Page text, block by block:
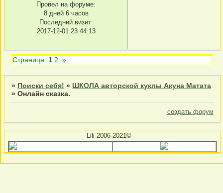
Провел на форуме:
8 дней 6 часов
Последний визит:
2017-12-01 23:44:13
Страница: 1 2 »
» Поиски себя! » ШКОЛА авторской куклы Акуна Матата
»Онлайн сказка.
создать форум
Lili 2006-2021©